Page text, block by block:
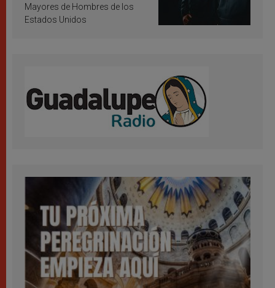
Mayores de Hombres de los
Estados Unidos